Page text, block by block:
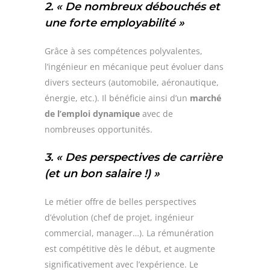
2. « De nombreux débouchés et
une forte employabilité »
Grâce à ses compétences polyvalentes,
l’ingénieur en mécanique peut évoluer dans
divers secteurs (automobile, aéronautique,
énergie, etc.). Il bénéficie ainsi d’un marché
de l’emploi dynamique avec de
nombreuses opportunités.
3. « Des perspectives de carrière
(et un bon salaire !) »
Le métier offre de belles perspectives
d’évolution (chef de projet, ingénieur
commercial, manager…). La rémunération
est compétitive dès le début, et augmente
significativement avec l’expérience. Le